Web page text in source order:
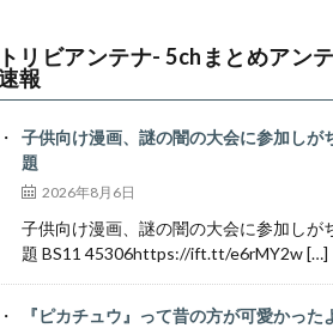
トリビアンテナ- 5chまとめアン
報
子供向け漫画、謎の闇の大会に参加しが
題
2026年8月6日
子供向け漫画、謎の闇の大会に参加しが
題 BS11 45306https://ift.tt/e6rMY2w […]
『ピカチュウ』って昔の方が可愛かった